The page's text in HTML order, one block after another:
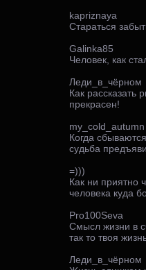
kapriznaya
Стараться
Galinka85
Человек, как
Леди_в_чёрном
Как рассказать
прекрасен!
my_cold_autumn
Когда
судьба
=)))
Как ни приятно
человека куда
Pro100Seva
Смысл жизни в
так то твоя
Леди_в_чёрном